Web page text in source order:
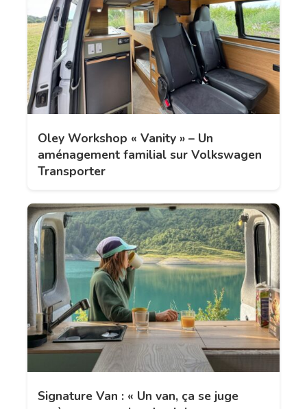
Oley Workshop « Vanity » – Un
aménagement familial sur Volkswagen
Transporter
Signature Van : « Un van, ça se juge